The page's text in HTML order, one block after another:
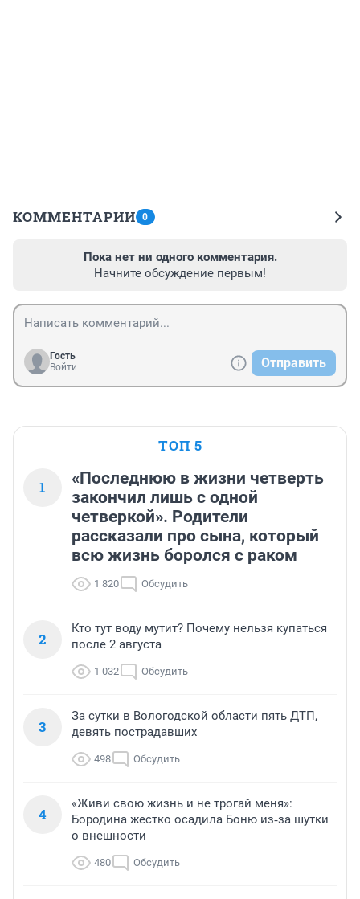
КОММЕНТАРИИ 0
Пока нет ни одного комментария.
Начните обсуждение первым!
Гость
Войти
Отправить
ТОП 5
1
«Последнюю в жизни четверть
закончил лишь с одной
четверкой». Родители
рассказали про сына, который
всю жизнь боролся с раком
1 820 Обсудить
2
Кто тут воду мутит? Почему нельзя купаться
после 2 августа
1 032 Обсудить
3
За сутки в Вологодской области пять ДТП,
девять пострадавших
498 Обсудить
4
«Живи свою жизнь и не трогай меня»:
Бородина жестко осадила Боню из‑за шутки
о внешности
480 Обсудить